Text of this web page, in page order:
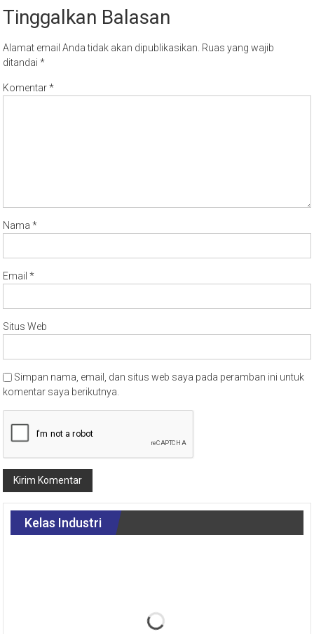
Tinggalkan Balasan
Alamat email Anda tidak akan dipublikasikan. Ruas yang wajib
ditandai*
Komentar*
Nama*
Email*
Situs Web
Simpan nama, email, dan situs web saya pada peramban ini untuk
komentar saya berikutnya.
Kelas Industri